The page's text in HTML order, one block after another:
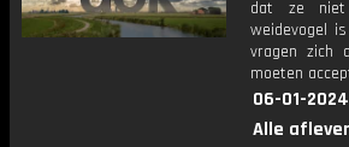
dat ze niet
weidevogel
vragen zich
moeten
06-01-
Alle